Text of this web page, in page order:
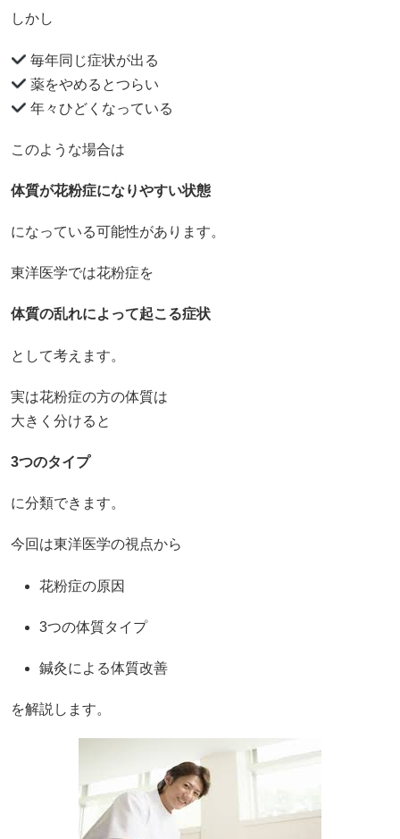
しかし
毎年同じ症状が出る
薬をやめるとつらい
年々ひどくなっている
このような場合は
体質が花粉症になりやすい状態
になっている可能性があります。
東洋医学では花粉症を
体質の乱れによって起こる症状
として考えます。
実は花粉症の方の体質は
大きく分けると
3つのタイプ
に分類できます。
今回は東洋医学の視点から
花粉症の原因
3つの体質タイプ
鍼灸による体質改善
を解説します。